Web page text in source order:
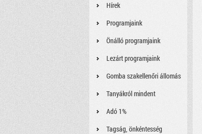
Hírek
Programjaink
Önálló programjaink
Lezárt programjaink
Gomba szakellenőri állomás
Tanyákról mindent
Adó 1%
Tagság, önkéntesség